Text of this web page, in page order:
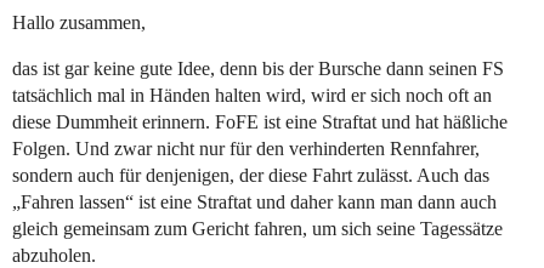
Hallo zusammen,
das ist gar keine gute Idee, denn bis der Bursche dann seinen FS
tatsächlich mal in Händen halten wird, wird er sich noch oft an
diese Dummheit erinnern. FoFE ist eine Straftat und hat häßliche
Folgen. Und zwar nicht nur für den verhinderten Rennfahrer,
sondern auch für denjenigen, der diese Fahrt zulässt. Auch das
„Fahren lassen“ ist eine Straftat und daher kann man dann auch
gleich gemeinsam zum Gericht fahren, um sich seine Tagessätze
abzuholen.